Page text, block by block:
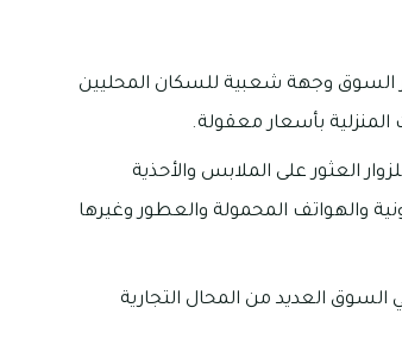
السوق وجهة شعبية للسكان المحليين
بأسعار معقولة.
العثور على الملابس والأحذية
والهواتف المحمولة والعطور وغيرها
السوق العديد من المحال التجارية